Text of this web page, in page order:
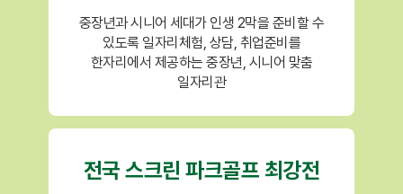
중장년과 시니어 세대가 인생 2막을 준비할 수
있도록 일자리체험, 상담, 취업준비를
한자리에서 제공하는 중장년, 시니어 맞춤
일자리관
전국 스크린 파크골프 최강전